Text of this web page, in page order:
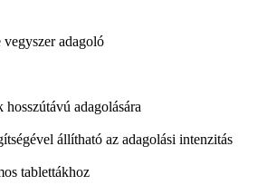
vegyszer adagoló
adagolására
állítható az adagolási intenzitás
tablettákhoz